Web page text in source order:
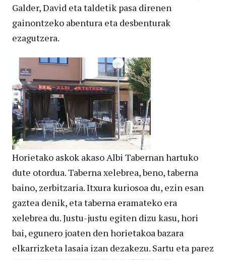
Galder, David eta taldetik pasa direnen
gainontzeko abentura eta desbenturak
ezagutzera.
Horietako askok akaso Albi Tabernan hartuko
dute otordua. Taberna xelebrea, beno, taberna
baino, zerbitzaria. Itxura kuriosoa du, ezin esan
gaztea denik, eta taberna eramateko era
xelebrea du. Justu-justu egiten dizu kasu, hori
bai, egunero joaten den horietakoa bazara
elkarrizketa lasaia izan dezakezu. Sartu eta parez